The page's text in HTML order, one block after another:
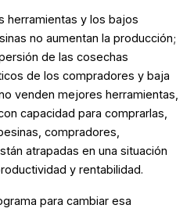
herramientas y los bajos
no aumentan la producción;
de las cosechas
de los compradores y baja
venden mejores herramientas,
capacidad para comprarlas,
compradores,
atrapadas en una situación
y rentabilidad.
para cambiar esa